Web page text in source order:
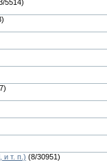
/5514)
)
)
и т. п.) (8/30951)